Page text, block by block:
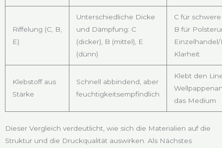
Riffelung (C, B,
E)
Unterschiedliche Dicke
und Dämpfung: C
(dicker), B (mittel), E
(dünn)
C für
B für
Klarheit
Klebstoff aus
Stärke
Schnell abbindend, aber
feuchtigkeitsempfindlich
Klebt den
das Medium
Dieser Vergleich verdeutlicht, wie sich die Materialien auf die
Struktur und die Druckqualität auswirken. Als Nächstes